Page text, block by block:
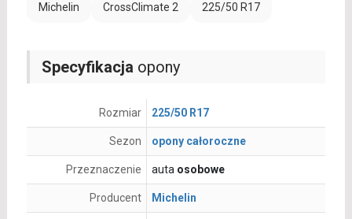
Michelin CrossClimate 2 225/50 R17
Specyfikacja opony
Rozmiar 225/50 R17
Sezon opony całoroczne
Przeznaczenie auta osobowe
Producent Michelin